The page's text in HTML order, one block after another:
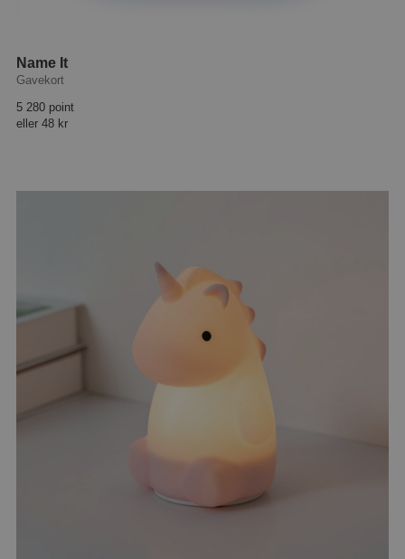
Name It
Gavekort
5 280 point
eller 48 kr